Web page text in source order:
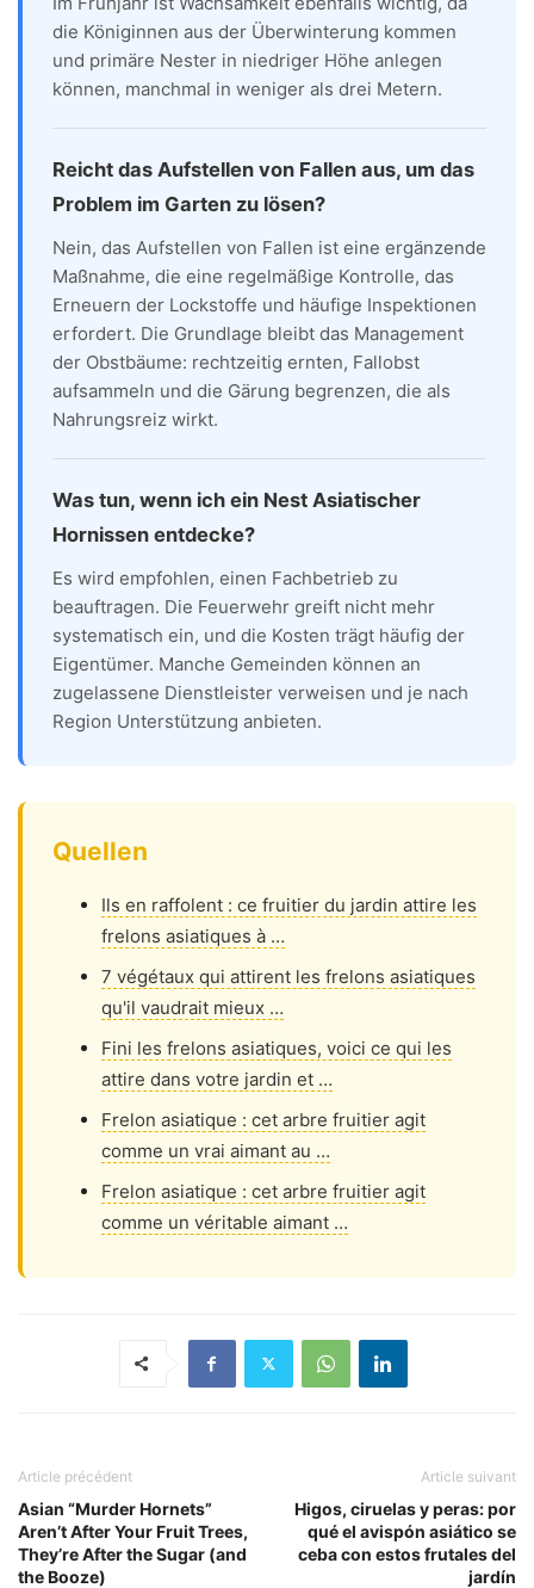
die Königinnen aus der Überwinterung kommen
und primäre Nester in niedriger Höhe anlegen
können, manchmal in weniger als drei Metern.
Reicht das Aufstellen von Fallen aus, um das
Problem im Garten zu lösen?
Nein, das Aufstellen von Fallen ist eine ergänzende
Maßnahme, die eine regelmäßige Kontrolle, das
Erneuern der Lockstoffe und häufige Inspektionen
erfordert. Die Grundlage bleibt das Management
der Obstbäume: rechtzeitig ernten, Fallobst
aufsammeln und die Gärung begrenzen, die als
Nahrungsreiz wirkt.
Was tun, wenn ich ein Nest Asiatischer
Hornissen entdecke?
Es wird empfohlen, einen Fachbetrieb zu
beauftragen. Die Feuerwehr greift nicht mehr
systematisch ein, und die Kosten trägt häufig der
Eigentümer. Manche Gemeinden können an
zugelassene Dienstleister verweisen und je nach
Region Unterstützung anbieten.
Quellen
Ils en raffolent : ce fruitier du jardin attire les
frelons asiatiques à …
7 végétaux qui attirent les frelons asiatiques
qu'il vaudrait mieux …
Fini les frelons asiatiques, voici ce qui les
attire dans votre jardin et …
Frelon asiatique : cet arbre fruitier agit
comme un vrai aimant au …
Frelon asiatique : cet arbre fruitier agit
comme un véritable aimant …
Article précédent
Asian “Murder Hornets”
Aren’t After Your Fruit Trees,
They’re After the Sugar (and
the Booze)
Article suivant
Higos, ciruelas y peras: por
qué el avispón asiático se
ceba con estos frutales del
jardín